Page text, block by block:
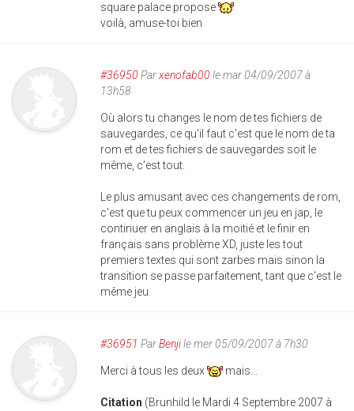
square palace propose
voilà, amuse-toi bien
#36950 Parxenofab00 le mar 04/09/2007 à
13h58
Où alors tu changes le nom de tes fichiers de
sauvegardes, ce qu'il faut c'est que le nom de ta
rom et de tes fichiers de sauvegardes soit le
même, c'est tout.
Le plus amusant avec ces changements de rom,
c'est que tu peux commencer un jeu en jap, le
continuer en anglais à la moitié et le finir en
français sans problème XD, juste les tout
premiers textes qui sont zarbes mais sinon la
transition se passe parfaitement, tant que c'est le
même jeu.
#36951 ParBenjile mer 05/09/2007 à 7h30
Merci à tous les deux mais...
Citation (Brunhild le Mardi 4 Septembre 2007 à